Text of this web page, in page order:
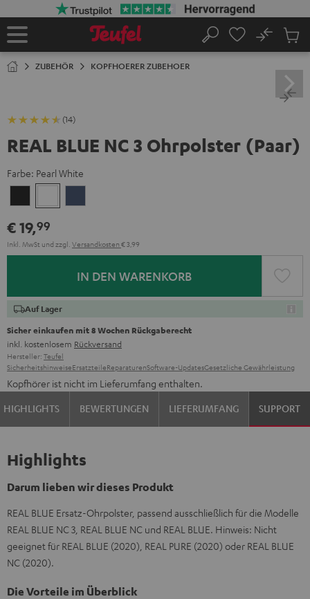
Startseite
Suche
No
ZUBEHÖR KOPFHOERER ZUBEHOER
(14)
REAL BLUE NC 3 Ohrpolster (Paar)
Farbe: Pearl White
Black White
€ 19,99
Inkl. MwSt und zzgl. Versandkosten € 3,99
IN DEN WARENKORB
Auf Lager
Sicher einkaufen mit 8 Wochen Rückgaberecht
inkl. kostenlosem Rückversand
Hersteller: Teufel
SicherheitshinweiseErsatzteileReparaturenSoftware-UpdatesGesetzliche Gewährleistung
Kopfhörer ist nicht im Lieferumfang enthalten.
HIGHLIGHTS
BEWERTUNGEN LIEFERUMFANG SUPPORT
Highlights
Darum lieben wir dieses Produkt
REAL BLUE Ersatz-Ohrpolster, passend ausschließlich für die Modelle
REAL BLUE NC 3, REAL BLUE NC und REAL BLUE. Hinweis: Nicht
geeignet für REAL BLUE (2020), REAL PURE (2020) oder REAL BLUE
NC (2020).
Die Vorteile im Überblick